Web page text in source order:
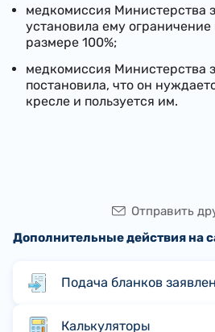
медкомиссия Министерства
установила ему
размере 100%;
медкомиссия Министерства
постановила, что он
кресле и пользуется им.
Отправить
Дополнительные действия на
Подача бланков
Калькуляторы